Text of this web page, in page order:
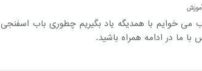
آموزش
می خوایم با همدیگه یاد بگیریم چطوری باب اسفنجی
ما در ادامه همراه باشید.